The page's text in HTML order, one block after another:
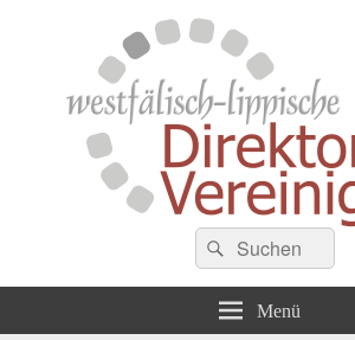
Westfälisch-
Zusammenschluss von Schulleiterinnen und
Westfalen
Suche
nach:
Suchen
Menü